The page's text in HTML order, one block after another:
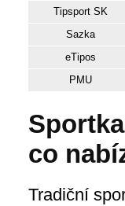
Tipsport SK
Sazka
eTipos
PMU
co
Tradiční